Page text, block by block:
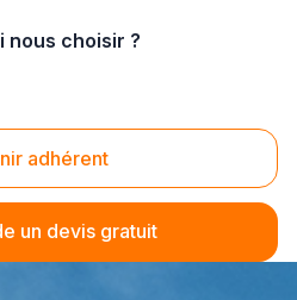
nous choisir ?
adhérent
un devis gratuit